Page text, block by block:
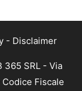
- Disclaimer
365 SRL - Via
Codice Fiscale